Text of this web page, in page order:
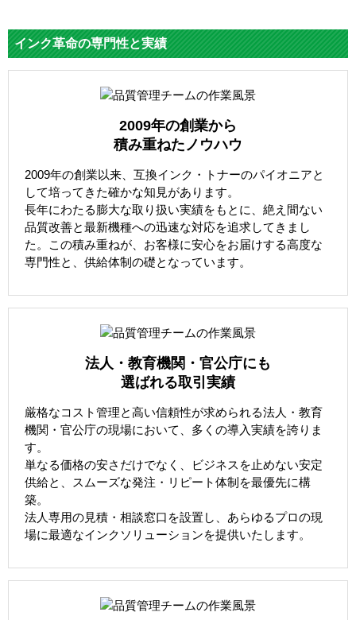
インク革命の専門性と実績
2009年の創業から
積み重ねたノウハウ
2009年の創業以来、互換インク・トナーのパイオニアと
して培ってきた確かな知見があります。
長年にわたる膨大な取り扱い実績をもとに、絶え間ない
品質改善と最新機種への迅速な対応を追求してきまし
た。この積み重ねが、お客様に安心をお届けする高度な
専門性と、供給体制の礎となっています。
法人・教育機関・官公庁にも
選ばれる取引実績
厳格なコスト管理と高い信頼性が求められる法人・教育
機関・官公庁の現場において、多くの導入実績を誇りま
す。
単なる価格の安さだけでなく、ビジネスを止めない安定
供給と、スムーズな発注・リピート体制を最優先に構
築。
法人専用の見積・相談窓口を設置し、あらゆるプロの現
場に最適なインクソリューションを提供いたします。